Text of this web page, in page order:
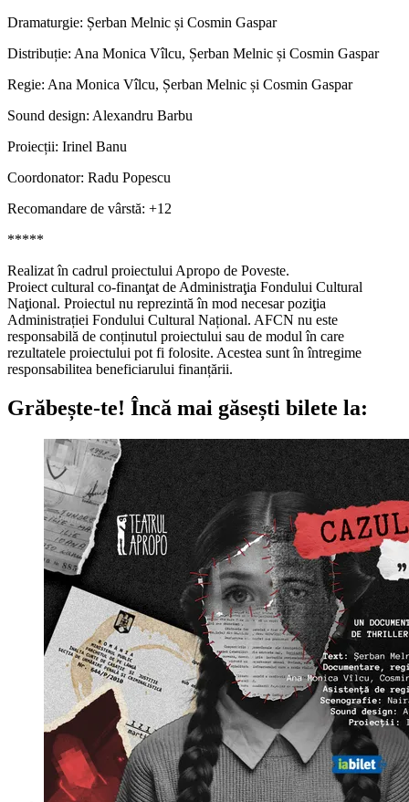
Dramaturgie: Șerban Melnic și Cosmin Gaspar
Distribuție: Ana Monica Vîlcu, Șerban Melnic și Cosmin Gaspar
Regie: Ana Monica Vîlcu, Șerban Melnic și Cosmin Gaspar
Sound design: Alexandru Barbu
Proiecții: Irinel Banu
Coordonator: Radu Popescu
Recomandare de vârstă: +12
*****
Realizat în cadrul proiectului Apropo de Poveste.
Proiect cultural co-finanţat de Administraţia Fondului Cultural
Naţional. Proiectul nu reprezintă în mod necesar poziţia
Administrației Fondului Cultural Național. AFCN nu este
responsabilă de conținutul proiectului sau de modul în care
rezultatele proiectului pot fi folosite. Acestea sunt în întregime
responsabilitea beneficiarului finanțării.
Grăbește-te! Încă mai găsești bilete la: